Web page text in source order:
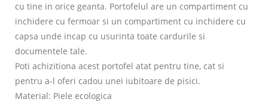
cu tine in orice geanta. Portofelul are un compartiment cu
inchidere cu fermoar si un compartiment cu inchidere cu
capsa unde incap cu usurinta toate cardurile si
documentele tale.
Poti achizitiona acest portofel atat pentru tine, cat si
pentru a-l oferi cadou unei iubitoare de pisici.
Material: Piele ecologica